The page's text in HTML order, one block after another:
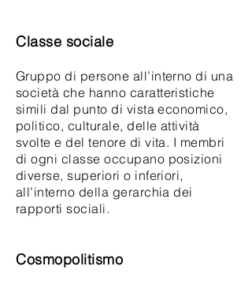
Classe sociale
Gruppo di persone all’interno di una
società che hanno caratteristiche
simili dal punto di vista economico,
politico, culturale, delle attività
svolte e del tenore di vita. I membri
di ogni classe occupano posizioni
diverse, superiori o inferiori,
all’interno della gerarchia dei
rapporti sociali.
Cosmopolitismo